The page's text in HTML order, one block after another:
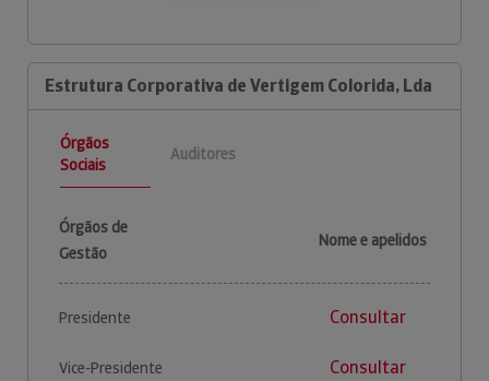
Estrutura Corporativa de Vertigem Colorida, Lda
Órgãos
Sociais
Auditores
Órgãos de
Gestão
Nome e apelidos
Presidente Consultar
Vice-Presidente Consultar